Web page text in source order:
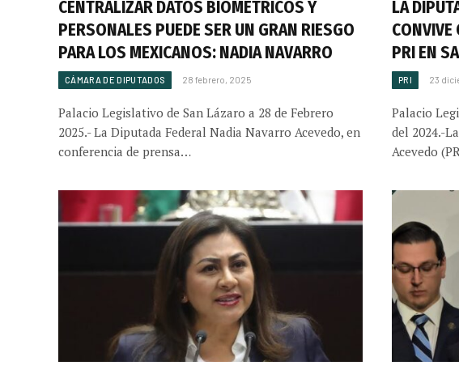
CENTRALIZAR DATOS BIOMÉTRICOS Y
PERSONALES PUEDE SER UN GRAN RIESGO
PARA LOS MEXICANOS: NADIA NAVARRO
CÁMARA DE DIPUTADOS 28 febrero, 2025
Palacio Legislativo de San Lázaro a 28 de Febrero
2025.- La Diputada Federal Nadia Navarro Acevedo, en
conferencia de prensa…
LA
CONVIVE
PRI EN
PRI 23
Palacio
del 2024.-
Acevedo